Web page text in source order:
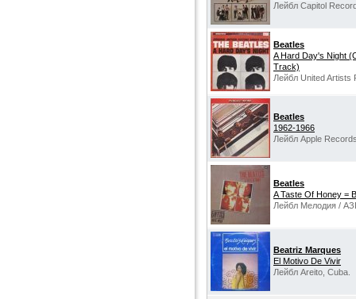
Лейбл Capitol
Beatles
A Hard Day's Night
Track)
Лейбл United Artists
Beatles
1962-1966
Лейбл Apple
Beatles
A Taste Of Honey =
Лейбл Мелодия /
Beatriz Marques
El Motivo De Vivir
Лейбл Areito, Cuba.